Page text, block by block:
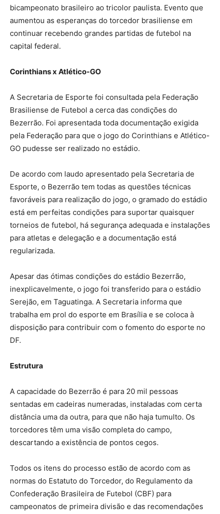
bicampeonato brasileiro ao tricolor paulista. Evento que
aumentou as esperanças do torcedor brasiliense em
continuar recebendo grandes partidas de futebol na
capital federal.
Corinthians x Atlético-GO
A Secretaria de Esporte foi consultada pela Federação
Brasiliense de Futebol a cerca das condições do
Bezerrão. Foi apresentada toda documentação exigida
pela Federação para que o jogo do Corinthians e Atlético-
GO pudesse ser realizado no estádio.
De acordo com laudo apresentado pela Secretaria de
Esporte, o Bezerrão tem todas as questões técnicas
favoráveis para realização do jogo, o gramado do estádio
está em perfeitas condições para suportar quaisquer
torneios de futebol, há segurança adequada e instalações
para atletas e delegação e a documentação está
regularizada.
Apesar das ótimas condições do estádio Bezerrão,
inexplicavelmente, o jogo foi transferido para o estádio
Serejão, em Taguatinga. A Secretaria informa que
trabalha em prol do esporte em Brasília e se coloca à
disposição para contribuir com o fomento do esporte no
DF.
Estrutura
A capacidade do Bezerrão é para 20 mil pessoas
sentadas em cadeiras numeradas, instaladas com certa
distância uma da outra, para que não haja tumulto. Os
torcedores têm uma visão completa do campo,
descartando a existência de pontos cegos.
Todos os itens do processo estão de acordo com as
normas do Estatuto do Torcedor, do Regulamento da
Confederação Brasileira de Futebol (CBF) para
campeonatos de primeira divisão e das recomendações